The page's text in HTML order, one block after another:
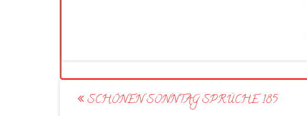
Post
SCHÖNEN SONNTAG SPRÜCHE 185